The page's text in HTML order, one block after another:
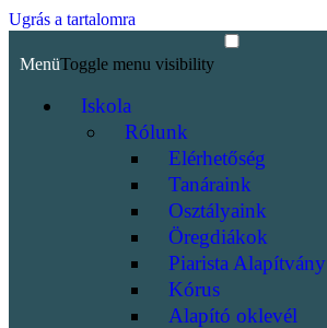
Ugrás a tartalomra
MenüToggle menu visibility
Iskola
Rólunk
Elérhetőség
Tanáraink
Osztályaink
Öregdiákok
Piarista Alapítvány
Kórus
Alapító oklevél